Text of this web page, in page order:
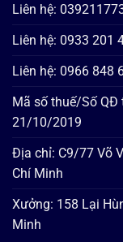
Liên hệ:
Liên hệ: 0933 201
Liên hệ: 0966 848
Mã số thuế/Số QĐ
21/10/2019
Địa chỉ: C9/77 Võ
Chí Minh
Xưởng: 158 Lại
Minh